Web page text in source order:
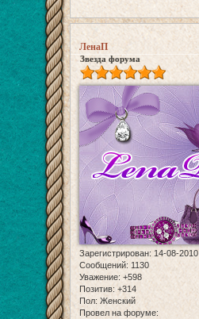
ЛенаП
Звезда форума
Зарегистрирован: 14-08-2010
Сообщений: 1130
Уважение: +598
Позитив: +314
Пол: Женский
Провел на форуме: